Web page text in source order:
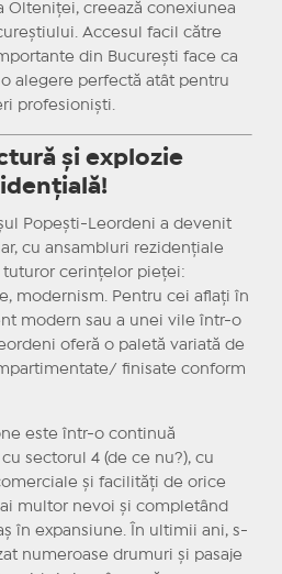
Olteniței, creează conexiunea
Accesul facil către
din București face ca
alegere perfectă atât pentru
profesioniști.
și explozie
Popești-Leordeni a devenit
cu ansambluri rezidențiale
cerințelor pieței:
modernism. Pentru cei aflați în
modern sau a unei vile într-o
oferă o paletă variată de
finisate conform
este într-o continuă
sectorul 4 (de ce nu?), cu
și facilități de orice
multor nevoi și completând
în expansiune. În ultimii ani, s-
numeroase drumuri și pasaje